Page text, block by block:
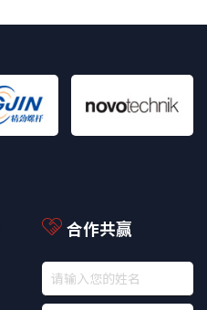
合作共赢